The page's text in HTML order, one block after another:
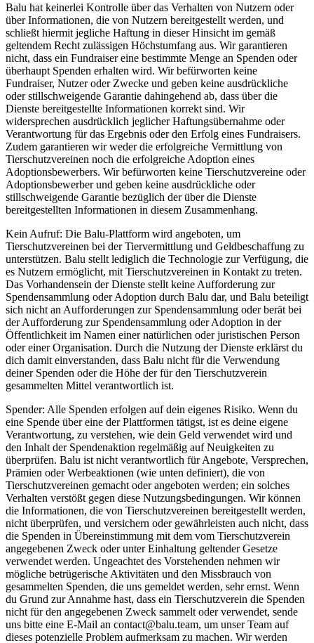
Balu hat keinerlei Kontrolle über das Verhalten von Nutzern oder
über Informationen, die von Nutzern bereitgestellt werden, und
schließt hiermit jegliche Haftung in dieser Hinsicht im gemäß
geltendem Recht zulässigen Höchstumfang aus. Wir garantieren
nicht, dass ein Fundraiser eine bestimmte Menge an Spenden oder
überhaupt Spenden erhalten wird. Wir befürworten keine
Fundraiser, Nutzer oder Zwecke und geben keine ausdrückliche
oder stillschweigende Garantie dahingehend ab, dass über die
Dienste bereitgestellte Informationen korrekt sind. Wir
widersprechen ausdrücklich jeglicher Haftungsübernahme oder
Verantwortung für das Ergebnis oder den Erfolg eines Fundraisers.
Zudem garantieren wir weder die erfolgreiche Vermittlung von
Tierschutzvereinen noch die erfolgreiche Adoption eines
Adoptionsbewerbers. Wir befürworten keine Tierschutzvereine oder
Adoptionsbewerber und geben keine ausdrückliche oder
stillschweigende Garantie bezüglich der über die Dienste
bereitgestellten Informationen in diesem Zusammenhang.
Kein Aufruf: Die Balu-Plattform wird angeboten, um
Tierschutzvereinen bei der Tiervermittlung und Geldbeschaffung zu
unterstützen. Balu stellt lediglich die Technologie zur Verfügung, die
es Nutzern ermöglicht, mit Tierschutzvereinen in Kontakt zu treten.
Das Vorhandensein der Dienste stellt keine Aufforderung zur
Spendensammlung oder Adoption durch Balu dar, und Balu beteiligt
sich nicht an Aufforderungen zur Spendensammlung oder berät bei
der Aufforderung zur Spendensammlung oder Adoption in der
Öffentlichkeit im Namen einer natürlichen oder juristischen Person
oder einer Organisation. Durch die Nutzung der Dienste erklärst du
dich damit einverstanden, dass Balu nicht für die Verwendung
deiner Spenden oder die Höhe der für den Tierschutzverein
gesammelten Mittel verantwortlich ist.
Spender: Alle Spenden erfolgen auf dein eigenes Risiko. Wenn du
eine Spende über eine der Plattformen tätigst, ist es deine eigene
Verantwortung, zu verstehen, wie dein Geld verwendet wird und
den Inhalt der Spendenaktion regelmäßig auf Neuigkeiten zu
überprüfen. Balu ist nicht verantwortlich für Angebote, Versprechen,
Prämien oder Werbeaktionen (wie unten definiert), die von
Tierschutzvereinen gemacht oder angeboten werden; ein solches
Verhalten verstößt gegen diese Nutzungsbedingungen. Wir können
die Informationen, die von Tierschutzvereinen bereitgestellt werden,
nicht überprüfen, und versichern oder gewährleisten auch nicht, dass
die Spenden in Übereinstimmung mit dem vom Tierschutzverein
angegebenen Zweck oder unter Einhaltung geltender Gesetze
verwendet werden. Ungeachtet des Vorstehenden nehmen wir
mögliche betrügerische Aktivitäten und den Missbrauch von
gesammelten Spenden, die uns gemeldet werden, sehr ernst. Wenn
du Grund zur Annahme hast, dass ein Tierschutzverein die Spenden
nicht für den angegebenen Zweck sammelt oder verwendet, sende
uns bitte eine E-Mail an contact@balu.team, um unser Team auf
dieses potenzielle Problem aufmerksam zu machen. Wir werden